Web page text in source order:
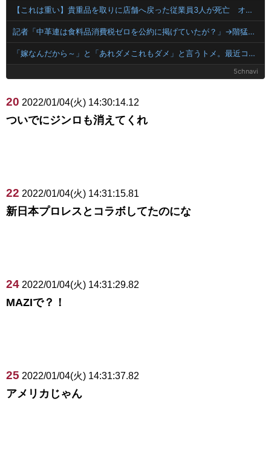
【これは重い】貴重品を取りに店舗へ戻った従業員3人が死亡 オンワードが再発防止策を発表
記者「中革連は食料品消費税ゼロを公約に掲げていたが？」→階猛氏「それは財源確保という条件付き」
「嫁なんだから～」と「あれダメこれもダメ」と言うトメ。最近コトメが結婚・出産したんだが見事なまでのダブスタのトメ。なので思う存分ツッコミ入れたら…
5chnavi
20 2022/01/04(火) 14:30:14.12
ついでにジンロも消えてくれ
22 2022/01/04(火) 14:31:15.81
新日本プロレスとコラボしてたのにな
24 2022/01/04(火) 14:31:29.82
MAZIで？！
25 2022/01/04(火) 14:31:37.82
アメリカじゃん